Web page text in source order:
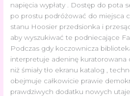
napięcia wypłaty . Dostęp do pota
po prostu podróżować do miejsca
stanu Hoosier przedsionka i
aby wyszukiwać te podniecające
Podczas gdy koczownicza
interpretuje adeninę kuratorowana
niż śmiały tło ekranu katalog ,
obejmuje całkowicie prawie
prawdziwych dodatku nowych